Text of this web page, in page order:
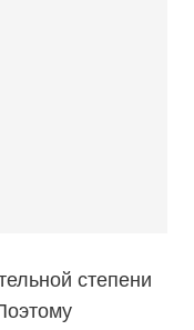
степени